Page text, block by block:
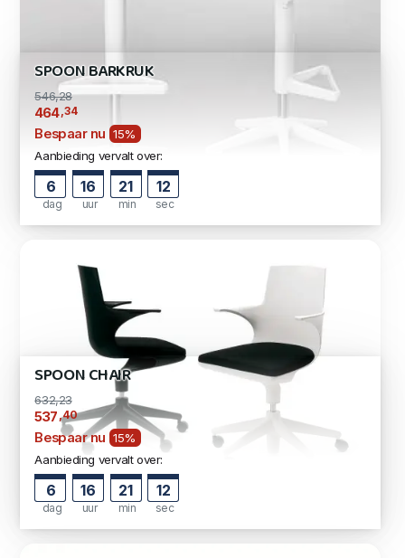
SPOON BARKRUK
546,28
464,34
Bespaar nu 15%
Aanbieding vervalt over:
6
dag
16
uur
21
min
11
sec
SPOON CHAIR
632,23
537 ,40
Bespaar nu 15%
Aanbieding vervalt over:
6
dag
16
uur
21
min
11
sec